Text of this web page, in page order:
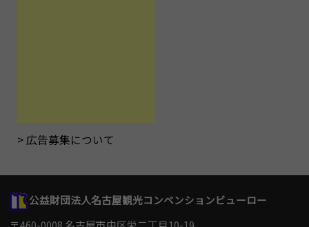
広告募集について
公益財団法人名古屋観光コンベンションビューロー